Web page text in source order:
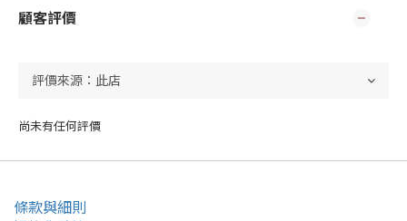
顧客評價
尚未有任何評價
條款與細則